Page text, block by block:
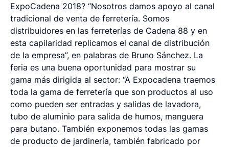
ExpoCadena 2018? “Nosotros damos apoyo al canal
tradicional de venta de ferretería. Somos
distribuidores en las ferreterías de Cadena 88 y en
esta capilaridad replicamos el canal de distribución
de la empresa”, en palabras de Bruno Sánchez. La
feria es una buena oportunidad para mostrar su
gama más dirigida al sector: “A Expocadena traemos
toda la gama de ferretería que son productos al uso
como pueden ser entradas y salidas de lavadora,
tubo de aluminio para salida de humos, manguera
para butano. También exponemos todas las gamas
de producto de jardinería, también fabricado por